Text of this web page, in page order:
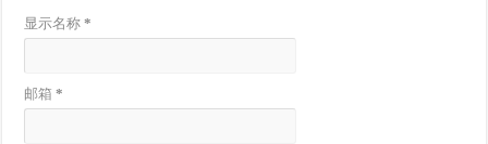
显示名称*
邮箱*